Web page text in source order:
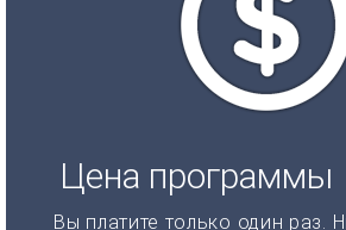
Цена программы
Вы платите только один раз.